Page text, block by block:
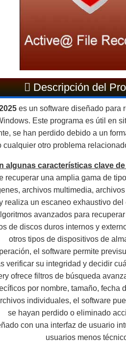
Descripción del
es un software diseñado para
Este programa es útil en
se han perdido debido a un
cualquier otro problema
algunas características clave
recuperar una amplia gama de
archivos multimedia,
realiza un escaneo exhaustivo
avanzados para
de discos duros internos y
otros tipos de dispositivos de
el software permite
verificar su integridad y decidir
ofrece filtros de búsqueda
por nombre, tamaño, fecha
individuales, el software
se hayan perdido o eliminado
con una interfaz de usuario
usuarios menos